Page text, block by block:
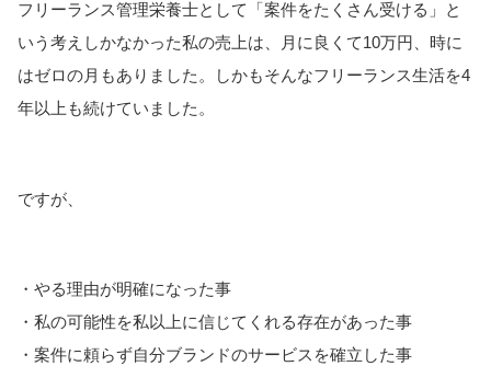
フリーランス管理栄養士として「案件をたくさん受ける」と
いう考えしかなかった私の売上は、月に良くて10万円、時に
はゼロの月もありました。しかもそんなフリーランス生活を4
年以上も続けていました。
ですが、
・やる理由が明確になった事
・私の可能性を私以上に信じてくれる存在があった事
・案件に頼らず自分ブランドのサービスを確立した事